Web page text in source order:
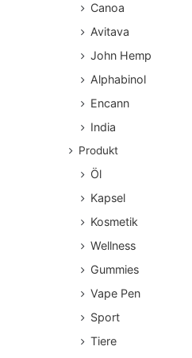
Canoa
Avitava
John Hemp
Alphabinol
Encann
India
Produkt
Öl
Kapsel
Kosmetik
Wellness
Gummies
Vape Pen
Sport
Tiere